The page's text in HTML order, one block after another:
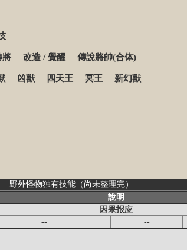
將 改造 /覺醒 傳說將帥(合体)
凶獸 四天王 冥王 新幻獸
野外怪物独有技能（尚未整理完）
說明
因果报应
-- --